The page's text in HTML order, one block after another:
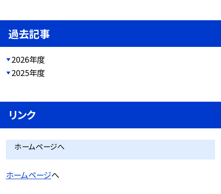
過去記事
2026年度
2025年度
リンク
ホームページへ
ホームページへ